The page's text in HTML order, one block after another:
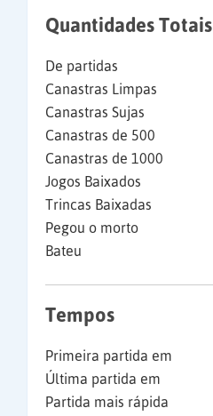
Quantidades Totais
De partidas
Canastras Limpas
Canastras Sujas
Canastras de 500
Canastras de 1000
Jogos Baixados
Trincas Baixadas
Pegou o morto
Bateu
Tempos
Primeira partida em
Última partida em
Partida mais rápida